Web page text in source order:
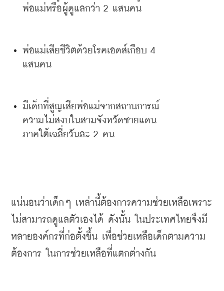
พ่อแม่หรือผู้ดูแลกว่า 2 แสนคน
พ่อแม่เสียชีวิตด้วยโรคเอดส์เกือบ
แสนคน
มีเด็กที่สูญเสียพ่อแม่จากสถานการณ์
ความไม่สงบในสามจังหวัดชายแดน
ภาคใต้เฉลี่ยวันละ 2 คน
แน่นอนว่าเด็กๆ เหล่านี้ต้องการความช่วยเหลือเพราะ
ไม่สามารถดูแลตัวเองได้ ดังนั้น
ในประเทศไทยจึงมี
หลายองค์กรที่ก่อตั้งขึ้น เพื่อช่วยเหลือเด็กตามความ
ต้องการ
ในการช่วยเหลือที่แตกต่างกัน